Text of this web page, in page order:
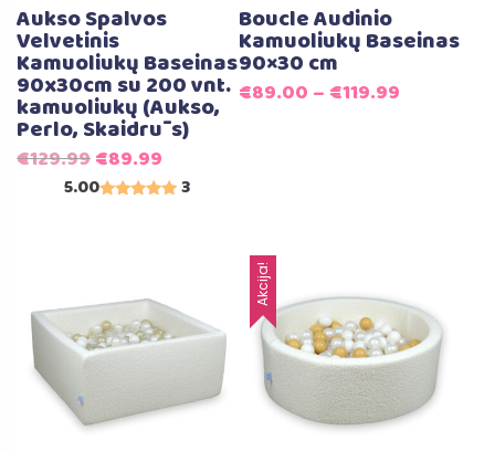
Aukso Spalvos
Velvetinis
Kamuoliukų Baseinas
90x30cm su 200 vnt.
kamuoliukų (Aukso,
Perlo, Skaidrūs)
€129.99Original
price
€89.99
price
5.00 3
Boucle Audinio
Kamuoliukų Baseinas
90×30 cm
€89.00 – €119.99
Akcija!